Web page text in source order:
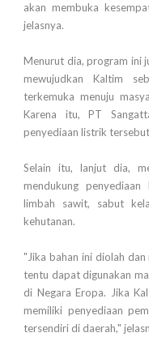
akan membuka
jelasnya.
Menurut dia, program ini
mewujudkan Kaltim
terkemuka menuju
Karena itu, PT
penyediaan listrik
Selain itu, lanjut dia,
mendukung
limbah sawit, sabut
kehutanan.
"Jika bahan ini diolah
tentu dapat digunakan
di Negara Eropa. Jika
memiliki penyediaan
tersendiri di daerah,"